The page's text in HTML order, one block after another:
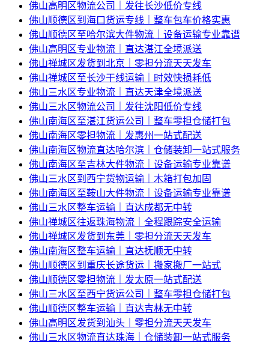
佛山高明区物流公司｜发往长沙低价专线
佛山顺德区到海口货运专线｜整车包车价格实惠
佛山顺德区至哈尔滨大件物流｜设备运输专业靠谱
佛山高明区专业物流｜直达湛江全境派送
佛山禅城区发货到北京｜零担分流天天发车
佛山禅城区至长沙干线运输｜时效快损耗低
佛山三水区专业物流｜直达天津全境派送
佛山三水区物流公司｜发往沈阳低价专线
佛山南海区至湛江货运公司｜整车零担仓储打包
佛山南海区零担物流｜发惠州一站式配送
佛山南海区物流直达哈尔滨｜仓储装卸一站式服务
佛山南海区至吉林大件物流｜设备运输专业靠谱
佛山三水区到西宁货物运输｜木箱打包加固
佛山南海区至鞍山大件物流｜设备运输专业靠谱
佛山三水区整车运输｜直达成都无中转
佛山禅城区往返珠海物流｜全程跟踪安全运输
佛山禅城区发货到东莞｜零担分流天天发车
佛山南海区整车运输｜直达抚顺无中转
佛山顺德区到重庆长途货运｜搬家搬厂一站式
佛山顺德区零担物流｜发太原一站式配送
佛山三水区至西宁货运公司｜整车零担仓储打包
佛山顺德区整车运输｜直达吉林无中转
佛山高明区发货到汕头｜零担分流天天发车
佛山三水区物流直达珠海｜仓储装卸一站式服务